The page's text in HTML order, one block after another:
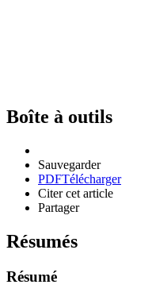
Boîte à outils
Sauvegarder
PDFTélécharger
Citer cet article
Partager
Résumés
Résumé